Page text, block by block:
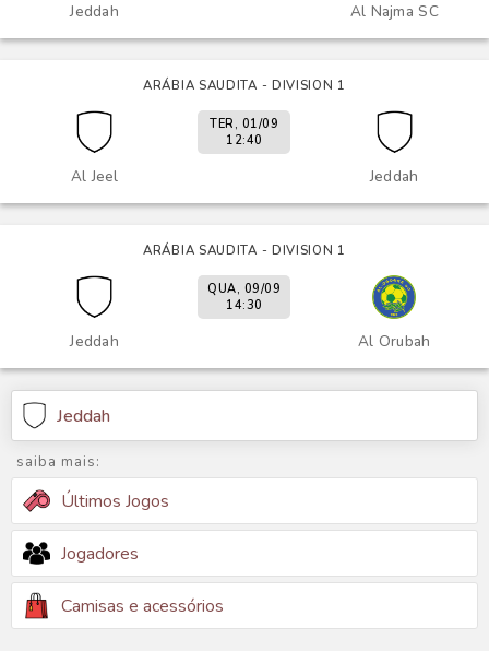
Jeddah Al Najma SC
ARÁBIA SAUDITA - DIVISION 1
Al Jeel Jeddah
TER, 01/09
12:40
ARÁBIA SAUDITA - DIVISION 1
Jeddah Al Orubah
QUA, 09/09
14:30
Jeddah
saiba mais:
Últimos Jogos
Jogadores
Camisas e acessórios